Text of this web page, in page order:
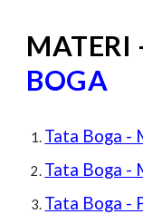
MATERI
BOGA
Tata Boga -
Tata Boga -
Tata Boga -